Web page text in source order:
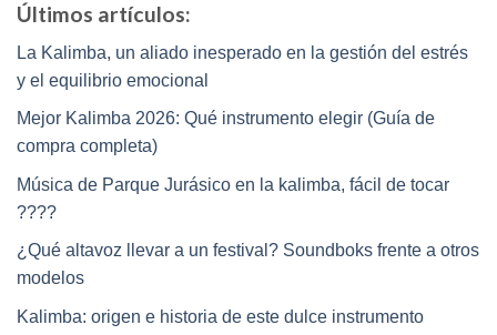
Últimos artículos:
La Kalimba, un aliado inesperado en la gestión del estrés
y el equilibrio emocional
Mejor Kalimba 2026: Qué instrumento elegir (Guía de
compra completa)
Música de Parque Jurásico en la kalimba, fácil de tocar
????
¿Qué altavoz llevar a un festival? Soundboks frente a otros
modelos
Kalimba: origen e historia de este dulce instrumento